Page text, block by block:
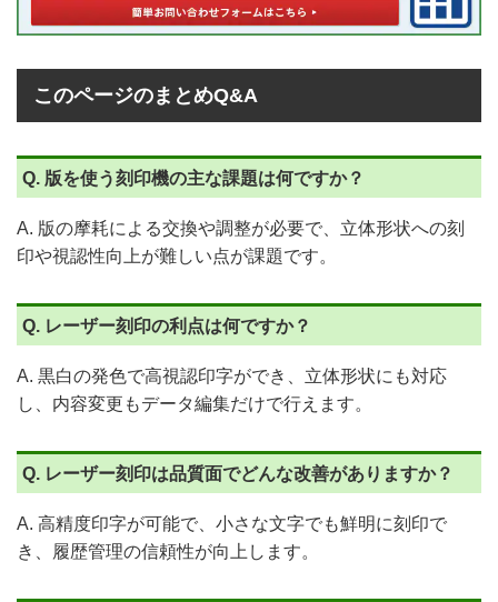
このページのまとめQ&A
Q. 版を使う刻印機の主な課題は何ですか？
A. 版の摩耗による交換や調整が必要で、立体形状への刻
印や視認性向上が難しい点が課題です。
Q. レーザー刻印の利点は何ですか？
A. 黒白の発色で高視認印字ができ、立体形状にも対応
し、内容変更もデータ編集だけで行えます。
Q. レーザー刻印は品質面でどんな改善がありますか？
A. 高精度印字が可能で、小さな文字でも鮮明に刻印で
き、履歴管理の信頼性が向上します。